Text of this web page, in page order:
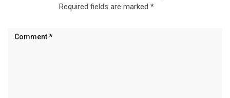
Required fields are marked *